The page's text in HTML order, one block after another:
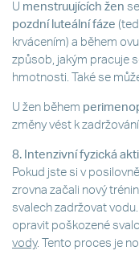
U menstruujících žen
pozdní luteální fáze
krvácením) a během
způsob, jakým pracuje
hmotnosti. Také se
U žen během
změny vést k
8. Intenzivní fyzická
Pokud jste si v
zrovna začali nový
svalech zadržovat
opravit poškozené
vody. Tento proces je